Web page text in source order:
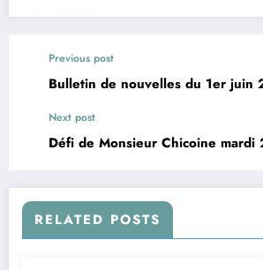
Previous post
Bulletin de nouvelles du 1er juin
Next post
Défi de Monsieur Chicoine
RELATED POSTS